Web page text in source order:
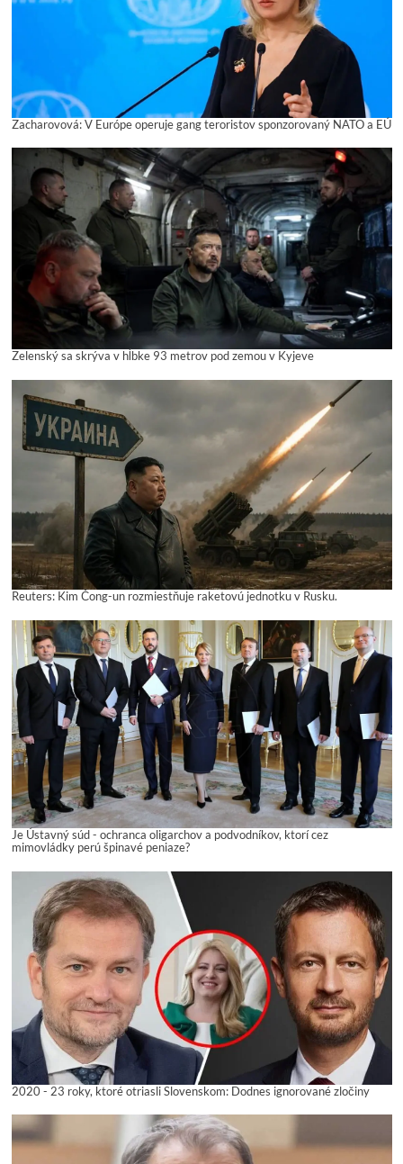
Zacharovová: V Európe operuje gang teroristov sponzorovaný NATO a EÚ
Zelenský sa skrýva v hĺbke 93 metrov pod zemou v Kyjeve
Reuters: Kim Čong-un rozmiestňuje raketovú jednotku v Rusku.
Je Ústavný súd - ochranca oligarchov a podvodníkov, ktorí cez
mimovládky perú špinavé peniaze?
2020 - 23 roky, ktoré otriasli Slovenskom: Dodnes ignorované zločiny